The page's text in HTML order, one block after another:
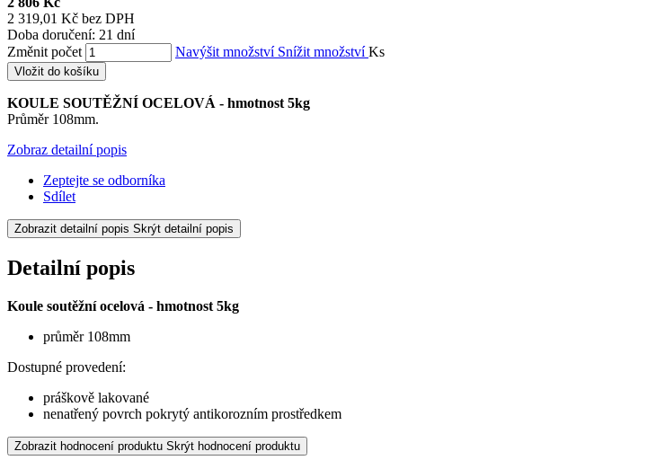
2 319,01 Kč bez DPH
Doba doručení: 21 dní
Změnit počet
Navýšit množství Snížit množstvíKs
Vložit do košíku
KOULE SOUTĚŽNÍ OCELOVÁ - hmotnost 5kg
Průměr 108mm.
Zobraz detailní popis
Zeptejte se odborníka
Sdílet
Zobrazit detailní popis Skrýt detailní popis
Detailní popis
Koule soutěžní ocelová - hmotnost 5kg
průměr 108mm
Dostupné provedení:
práškově lakované
nenatřený povrch pokrytý antikorozním prostředkem
Zobrazit hodnocení produktu Skrýt hodnocení produktu